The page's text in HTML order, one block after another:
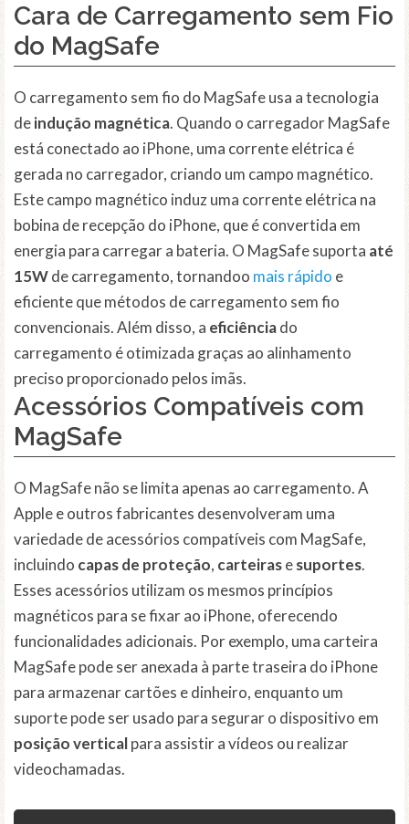
Cara de Carregamento sem Fio
do MagSafe
O carregamento sem fio do MagSafe usa a tecnologia
deindução magnética. Quando o carregador MagSafe
está conectado ao iPhone, uma corrente elétrica é
gerada no carregador, criando um campo magnético.
Este campo magnético induz uma corrente elétrica na
bobina de recepção do iPhone, que é convertida em
energia para carregar a bateria. O MagSafe suporta até
15Wde carregamento, tornandoo mais rápido e
eficiente que métodos de carregamento sem fio
convencionais. Além disso, a eficiênciado
carregamento é otimizada graças ao alinhamento
preciso proporcionado pelos imãs.
Acessórios Compatíveis com
MagSafe
O MagSafe não se limita apenas ao carregamento. A
Apple e outros fabricantes desenvolveram uma
variedade de acessórios compatíveis com MagSafe,
incluindo capas de proteção, carteirasesuportes.
Esses acessórios utilizam os mesmos princípios
magnéticos para se fixar ao iPhone, oferecendo
funcionalidades adicionais. Por exemplo, uma carteira
MagSafe pode ser anexada à parte traseira do iPhone
para armazenar cartões e dinheiro, enquanto um
suporte pode ser usado para segurar o dispositivo em
posição verticalpara assistir a vídeos ou realizar
videochamadas.